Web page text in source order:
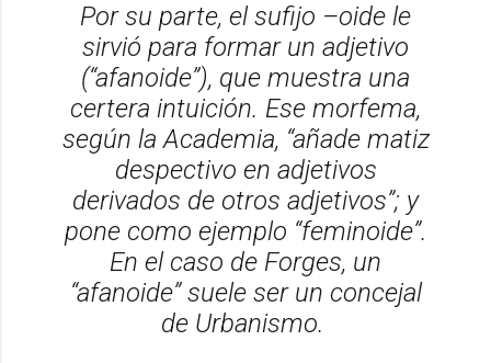
Por su parte, el sufijo –oide le
sirvió para formar un adjetivo
(“afanoide”), que muestra una
certera intuición. Ese morfema,
según la Academia, “añade matiz
despectivo en adjetivos
derivados de otros adjetivos”; y
pone como ejemplo “feminoide”.
En el caso de Forges, un
“afanoide” suele ser un concejal
de Urbanismo.